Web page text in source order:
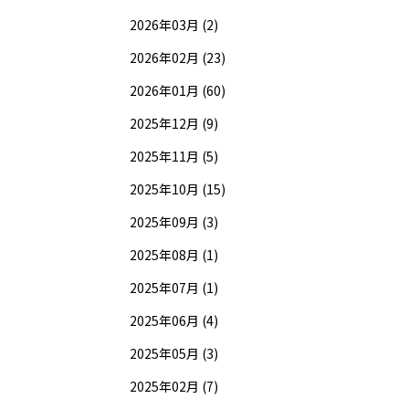
2026年03月 (2)
2026年02月 (23)
2026年01月 (60)
2025年12月 (9)
2025年11月 (5)
2025年10月 (15)
2025年09月 (3)
2025年08月 (1)
2025年07月 (1)
2025年06月 (4)
2025年05月 (3)
2025年02月 (7)